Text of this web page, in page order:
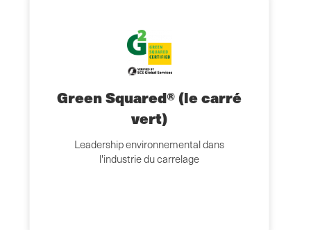
Green Squared® (le carré
vert)
Leadership environnemental dans
l'industrie du carrelage